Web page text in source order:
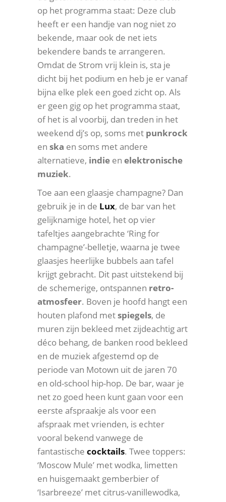
op het programma staat: Deze club
heeft er een handje van nog niet zo
bekende, maar ook de net iets
bekendere bands te arrangeren.
Omdat de Strom vrij klein is, sta je
dicht bij het podium en heb je er vanaf
bijna elke plek een goed zicht op. Als
er geen gig op het programma staat,
of het is al voorbij, dan treden in het
weekend dj’s op, soms met punkrock
en ska en soms met andere
alternatieve, indie en elektronische
muziek.
Toe aan een glaasje champagne? Dan
gebruik je in de Lux, de bar van het
gelijknamige hotel, het op vier
tafeltjes aangebrachte ‘Ring for
champagne’-belletje, waarna je twee
glaasjes heerlijke bubbels aan tafel
krijgt gebracht. Dit past uitstekend bij
de schemerige, ontspannen retro-
atmosfeer. Boven je hoofd hangt een
houten plafond metspiegels, de
muren zijn bekleed met zijdeachtig art
déco behang, de banken rood bekleed
en de muziek afgestemd op de
periode van Motown uit de jaren 70
en old-school hip-hop. De bar, waar je
net zo goed heen kunt gaan voor een
eerste afspraakje als voor een
afspraak met vrienden, is echter
vooral bekend vanwege de
fantastische cocktails. Twee toppers:
‘Moscow Mule’ met wodka, limetten
en huisgemaakt gemberbier of
‘Isarbreeze’ met citrus-vanillewodka,